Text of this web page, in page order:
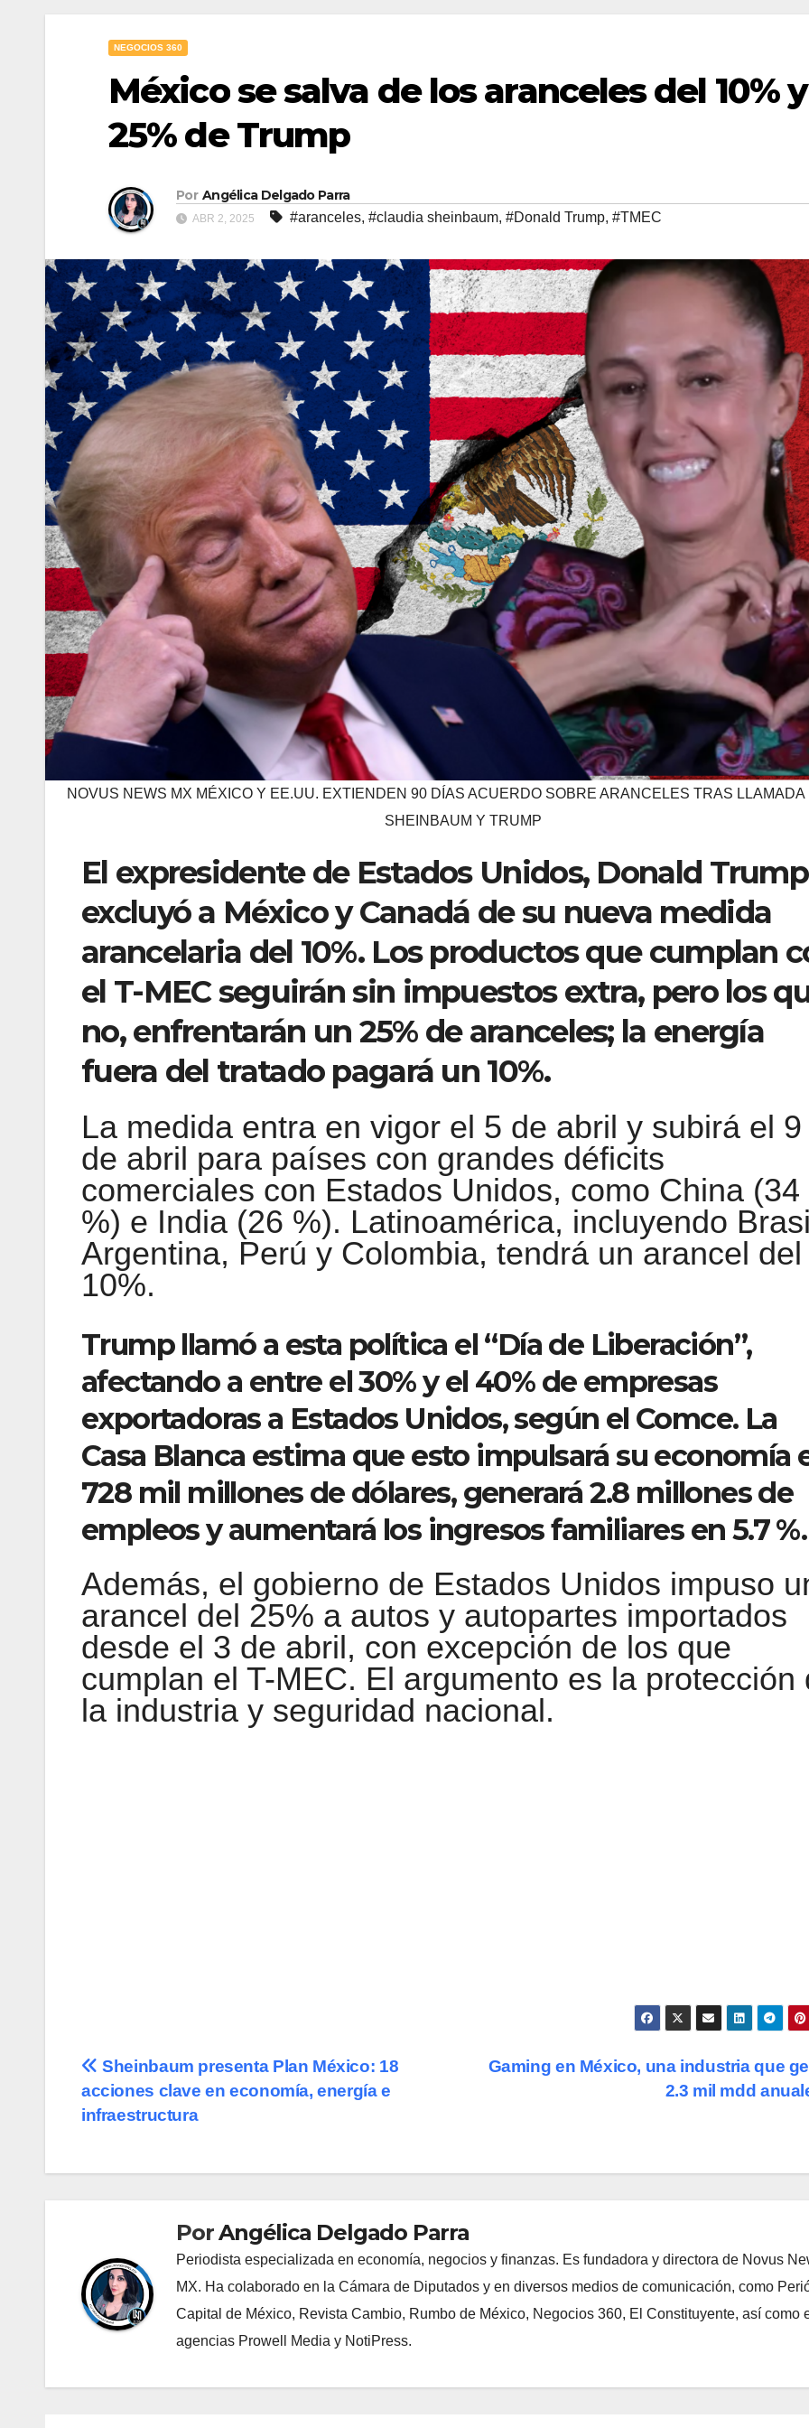
NEGOCIOS 360
México se salva de los aranceles del 10% y
25% de Trump
Por Angélica Delgado Parra
ABR 2, 2025 #aranceles, #claudia sheinbaum, #Donald Trump, #TMEC
NOVUS NEWS MX MÉXICO Y EE.UU. EXTIENDEN 90 DÍAS ACUERDO SOBRE ARANCELES TRAS
SHEINBAUM Y TRUMP
El expresidente de Estados Unidos, Donald
excluyó a México y Canadá de su nueva medida
arancelaria del 10%. Los productos que cumplan
el T-MEC seguirán sin impuestos extra, pero los
no, enfrentarán un 25% de aranceles; la energía
fuera del tratado pagará un 10%.
La medida entra en vigor el 5 de abril y subirá el 9
de abril para países con grandes déficits
comerciales con Estados Unidos, como China (34
%) e India (26 %). Latinoamérica, incluyendo
Argentina, Perú y Colombia, tendrá un arancel del
10%.
Trump llamó a esta política el “Día de Liberación”,
afectando a entre el 30% y el 40% de empresas
exportadoras a Estados Unidos, según el Comce. La
Casa Blanca estima que esto impulsará su economía
728 mil millones de dólares, generará 2.8 millones de
empleos y aumentará los ingresos familiares en 5.7 %.
Además, el gobierno de Estados Unidos impuso
arancel del 25% a autos y autopartes importados
desde el 3 de abril, con excepción de los que
cumplan el T-MEC. El argumento es la protección
la industria y seguridad nacional.
Navegación
de
Gaming en México, una industria que
2.3 mil mdd
Sheinbaum presenta Plan México: 18
acciones clave en economía, energía e
infraestructura
PorAngélica Delgado Parra
Periodista especializada en economía, negocios y finanzas. Es fundadora y directora de Novus
MX. Ha colaborado en la Cámara de Diputados y en diversos medios de comunicación, como
Capital de México, Revista Cambio, Rumbo de México, Negocios 360, El Constituyente, así como
agencias Prowell Media y NotiPress.